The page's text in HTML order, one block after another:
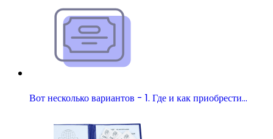
Вот несколько вариантов - 1. Где и как приобрести…